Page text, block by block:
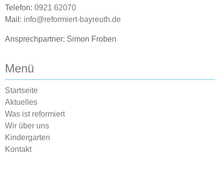
Telefon: 0921 62070
Mail: info@reformiert-bayreuth.de
Ansprechpartner: Simon Froben
Menü
Startseite
Aktuelles
Was ist reformiert
Wir über uns
Kindergarten
Kontakt